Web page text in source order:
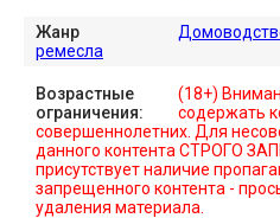
Жанр
ремесла
Возрастные
ограничения:
(18+)
содержать
совершеннолетних. Для
данного контента СТРОГО
присутствует наличие
запрещенного контента -
удаления материала.